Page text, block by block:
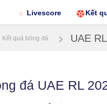
Livescore Kết
Kết quả bóng đá UAE RL
đá UAE RL